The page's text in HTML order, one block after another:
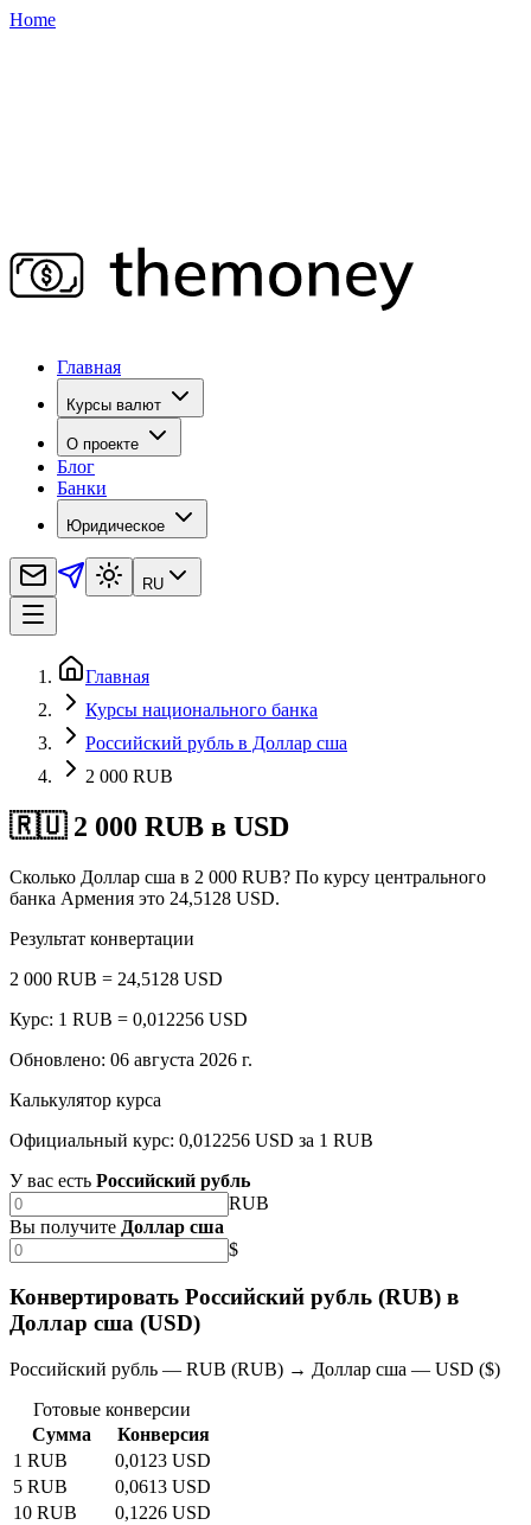
Home
Главная
Курсы валют
О проекте
Блог
Банки
Юридическое
RU
Главная
Курсы национального банка
Российский рубль в Доллар сша
2 000 RUB
🇷🇺 2 000 RUB в USD
Сколько Доллар сша в 2 000 RUB? По курсу центрального
банка Армения это 24,5128 USD.
Результат конвертации
2 000 RUB = 24,5128 USD
Курс: 1 RUB = 0,012256 USD
Обновлено: 06 августа 2026 г.
Калькулятор курса
Официальный курс: 0,012256 USD за 1 RUB
У вас есть Российский рубль
RUB
Вы получите Доллар сша
$
Конвертировать Российский рубль (RUB) в
Доллар сша (USD)
Российский рубль — RUB (RUB) → Доллар сша — USD ($)
Готовые конверсии
Сумма
Конверсия
1 RUB
0,0123 USD
5 RUB
0,0613 USD
10 RUB
0,1226 USD